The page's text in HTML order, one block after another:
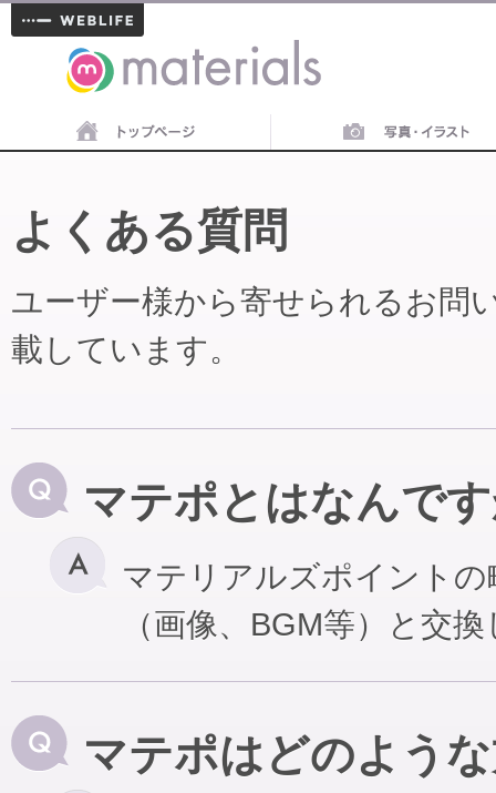
materials
よくある質問
ユーザー様から寄せられるお問
載しています。
マテポとはなんで
マテリアルズポイント
（画像、BGM等）と交
マテポはどのよう